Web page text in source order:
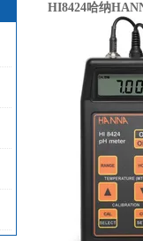
HI8424哈纳